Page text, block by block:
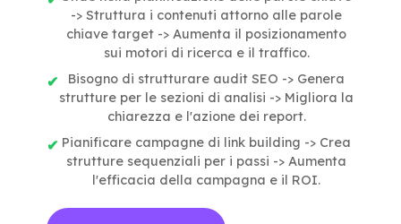
-> Struttura i contenuti attorno alle parole
chiave target -> Aumenta il posizionamento
sui motori di ricerca e il traffico.
Bisogno di strutturare audit SEO -> Genera
strutture per le sezioni di analisi -> Migliora la
chiarezza e l'azione dei report.
Pianificare campagne di link building -> Crea
strutture sequenziali per i passi -> Aumenta
l'efficacia della campagna e il ROI.